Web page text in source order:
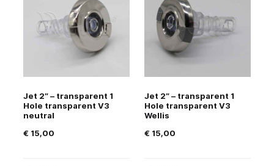
Jet 2″ – transparent 1
Hole transparent V3
neutral
€ 15,00
Jet 2″ – transparent 1
Hole transparent V3
Wellis
€ 15,00